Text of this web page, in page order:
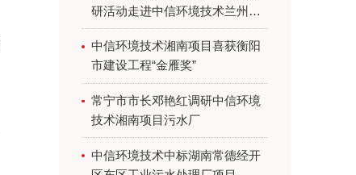
研活动走进中信环境技术兰州项
目
中信环境技术湘南项目喜获衡阳
市建设工程“金雁奖”
常宁市市长邓艳红调研中信环境
技术湘南项目污水厂
中信环境技术中标湖南常德经开